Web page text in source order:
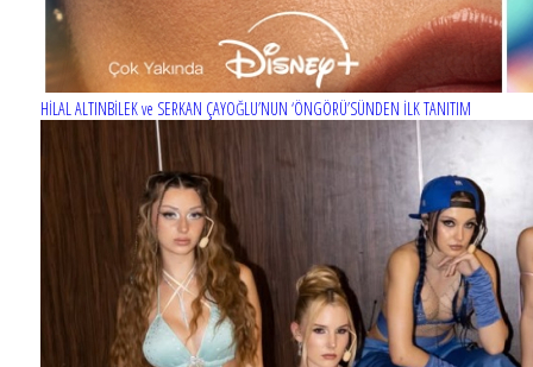
HİLAL ALTINBİLEK ve SERKAN ÇAYOĞLU’NUN ‘ÖNGÖRÜ’SÜNDEN İLK TANITIM